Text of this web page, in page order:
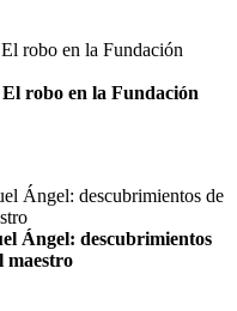
robo en la Fundación
Ángel: descubrimientos
maestro